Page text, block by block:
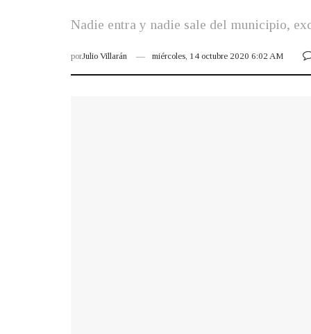
Nadie entra y nadie sale del municipio,
porJulio Villarán miércoles, 14 octubre 2020 6:02 AM